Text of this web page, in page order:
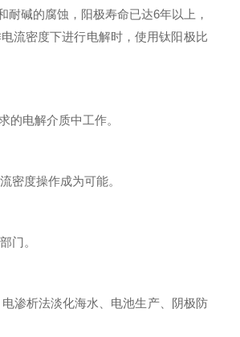
碱的腐蚀，阳极寿命已达6年以上，
流密度下进行电解时，使用钛阳极比
电解介质中工作。
度操作成为可能。
门。
渗析法淡化海水、电池生产、阴极防